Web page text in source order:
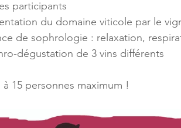
des participants
– 19h00    	Présentation du domaine viticole par le
– 19h30    	Séance de sophrologie : relaxation,
20h00    	Sophro-dégustation de 3 vins différents
15 personnes maximum !